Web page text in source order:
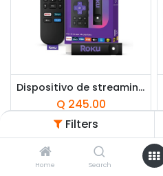
Filters
Home Search
Dispositivo de streaming Roku Streaming Stick HD HDMI con control remoto por voz
Q 245.00